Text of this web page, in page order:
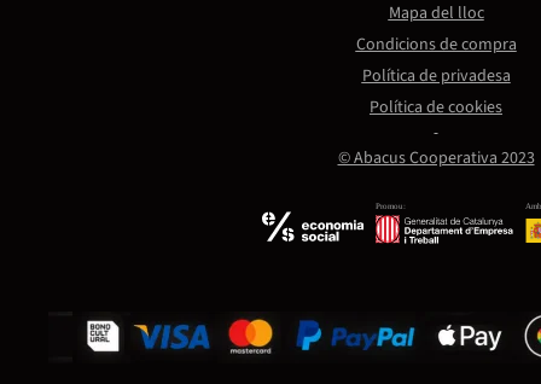
Promou:
© Abacus Cooperativa 2023
Mapa del lloc
Condicions de compra
Política de privadesa
Política de cookies